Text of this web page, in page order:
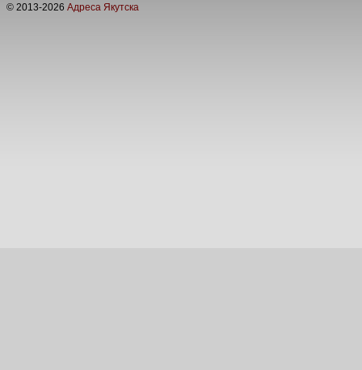
© 2013-2026 Адреса Якутска